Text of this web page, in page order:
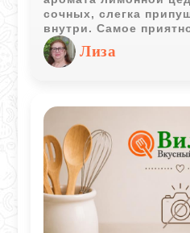
сочных, слегка
внутри. Самое
текстура. Песочное
очень нежным, а за
верхний слой
немного корицы,
наполнится тем
запахом, который так
долгому чаепитию.
яблоки здесь играют
они дают нужный
Лиза